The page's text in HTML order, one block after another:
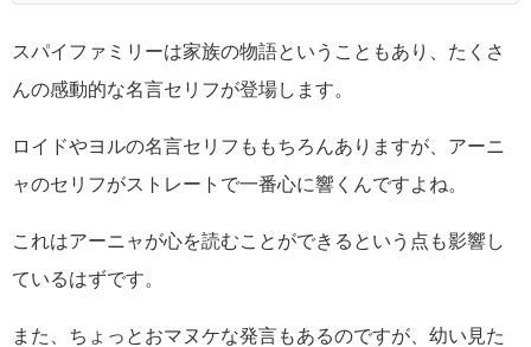
スパイファミリーは家族の物語ということもあり、たくさ
んの感動的な名言セリフが登場します。
ロイドやヨルの名言セリフももちろんありますが、アーニ
ャのセリフがストレートで一番心に響くんですよね。
これはアーニャが心を読むことができるという点も影響し
ているはずです。
また、ちょっとおマヌケな発言もあるのですが、幼い見た